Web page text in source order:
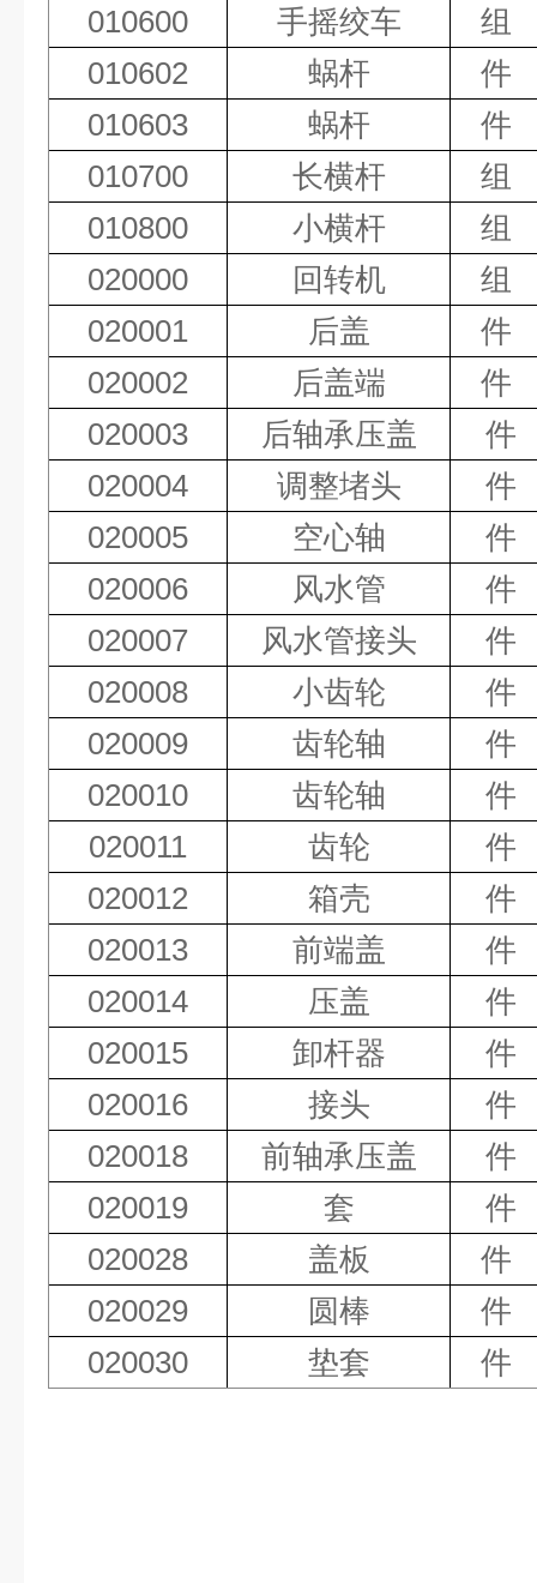
010600 手摇绞车
组
010602
蜗杆
件
010603
蜗杆
件
010700
长横杆
组
010800
小横杆
组
020000
回转机
组
020001
后盖
件
020002
后盖端
件
020003
后轴承压盖
件
020004
调整堵头
件
020005
空心轴
件
020006
风水管
件
020007
风水管接头
件
020008
小齿轮
件
020009
齿轮轴
件
020010
齿轮轴
件
020011
齿轮
件
020012
箱壳
件
020013
前端盖
件
020014
压盖
件
020015
卸杆器
件
020016
接头
件
020018
前轴承压盖
件
020019
套
件
020028
盖板
件
020029
圆棒
件
020030
垫套 件